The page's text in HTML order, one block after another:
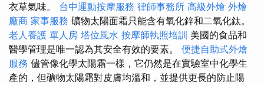
衣草氣味。 台中運動按摩服務 律師事務所 高級外燴 外燴
廠商 家事服務 礦物太陽面霜只能含有氧化鋅和二氧化鈦。
老人養護 單人房 塔位風水 按摩師執照培訓 美國的食品和
醫學管理是唯一認為其安全有效的要素。 便捷自助式外燴
服務 儘管像化學太陽霜一樣，它仍然是在實驗室中化學生
產的，但礦物太陽霜對皮膚均溫和，並提供更長的防止陽